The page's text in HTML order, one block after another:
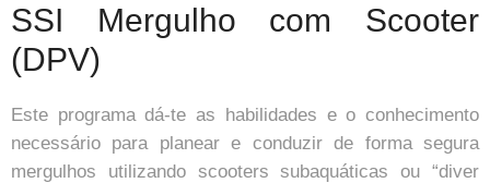
SSI Mergulho com Scooter
(DPV)
Este programa dá-te as habilidades e o conhecimento
necessário para planear e conduzir de forma segura
mergulhos utilizando scooters subaquáticas ou “diver